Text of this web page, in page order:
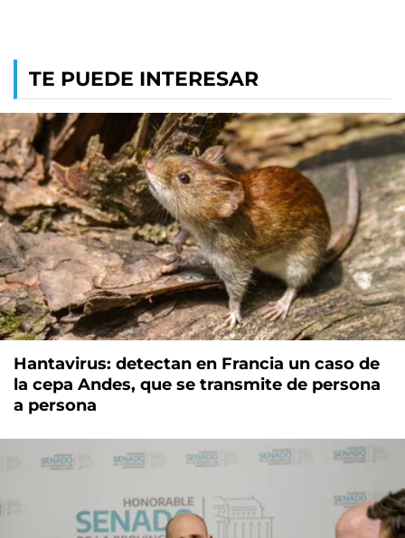
TE PUEDE INTERESAR
Hantavirus: detectan en Francia un caso de
la cepa Andes, que se transmite de persona
a persona